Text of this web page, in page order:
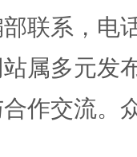
联系，电
属多元发
作交流。